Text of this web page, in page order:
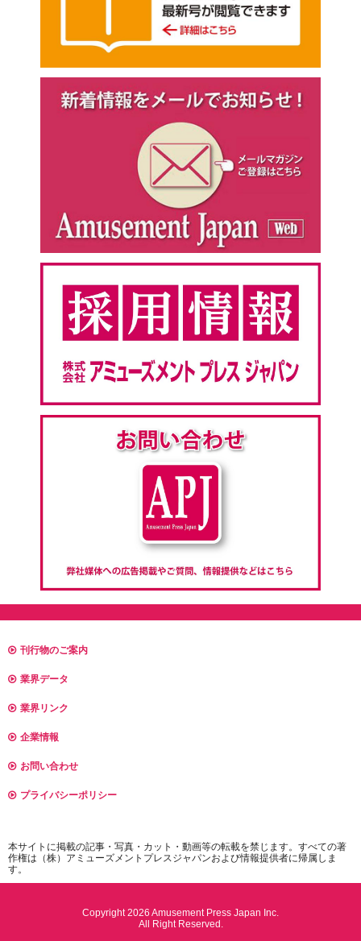
刊行物のご案内
業界データ
業界リンク
企業情報
お問い合わせ
プライバシーポリシー
本サイトに掲載の記事・写真・カット・動画等の転載を禁じます。すべての著
作権は（株）アミューズメントプレスジャパンおよび情報提供者に帰属しま
す。
Copyright 2026 Amusement Press Japan Inc.
All Right Reserved.